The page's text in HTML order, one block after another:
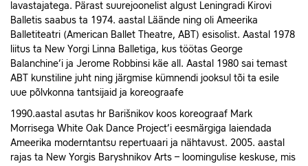
lavastajatega. Pärast suurejoonelist algust Leningradi Kirovi
Balletis saabus ta 1974. aastal Läände ning oli Ameerika
Balletiteatri (American Ballet Theatre, ABT) esisolist. Aastal 1978
liitus ta New Yorgi Linna Balletiga, kus töötas George
Balanchine’i ja Jerome Robbinsi käe all. Aastal 1980 sai temast
ABT kunstiline juht ning järgmise kümnendi jooksul tõi ta esile
uue põlvkonna tantsijaid ja koreograafe
1990.aastal asutas hr Barišnikov koos koreograaf Mark
Morrisega White Oak Dance Project’i eesmärgiga laiendada
Ameerika moderntantsu repertuaari ja nähtavust. 2005. aastal
rajas ta New Yorgis Baryshnikov Arts – loomingulise keskuse, mis